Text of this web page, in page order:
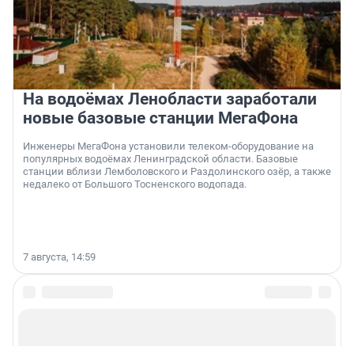
На водоёмах Ленобласти заработали
новые базовые станции МегаФона
Инженеры МегаФона установили телеком-оборудование на
популярных водоёмах Ленинградской области. Базовые
станции вблизи Лемболовского и Раздолинского озёр, а также
недалеко от Большого Тосненского водопада.
7 августа, 14:59